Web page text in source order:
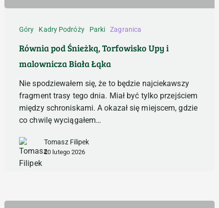
Torfowisko
malownicza
Biała
Łąka
Góry Kadry Podróży Parki Zagranica
Równia pod Śnieżką, Torfowisko Upy i
malownicza Biała Łąka
Nie spodziewałem się, że to będzie najciekawszy
fragment trasy tego dnia. Miał być tylko przejściem
między schroniskami. A okazał się miejscem, gdzie
co chwilę wyciągałem…
Tomasz Filipek
20 lutego 2026